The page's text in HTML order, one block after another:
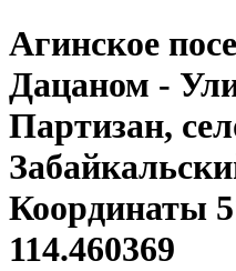
Агинское
Дацаном -
Партизан,
Координаты
114.460369